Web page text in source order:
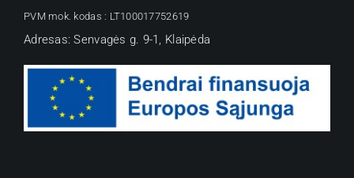
PVM mok. kodas : LT100017752619
Adresas: Senvagės g. 9-1, Klaipėda
Rezervuokite vizitą